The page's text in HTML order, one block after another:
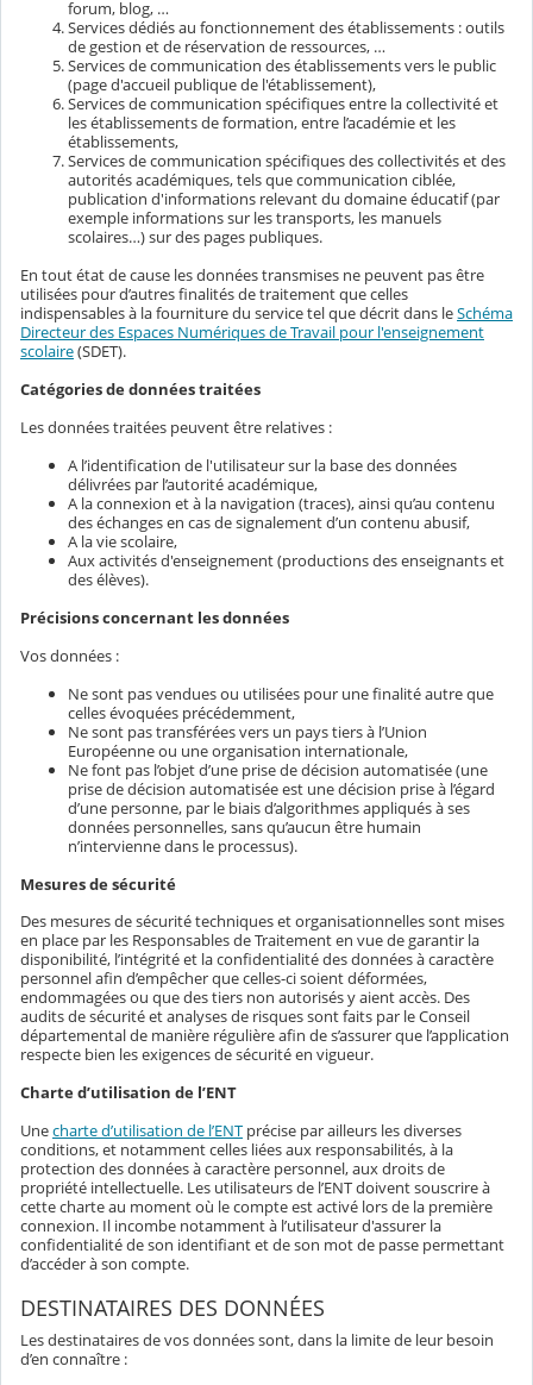
forum, blog, …
Services dédiés au fonctionnement des établissements : outils
de gestion et de réservation de ressources, …
Services de communication des établissements vers le public
(page d'accueil publique de l'établissement),
Services de communication spécifiques entre la collectivité et
les établissements de formation, entre l’académie et les
établissements,
Services de communication spécifiques des collectivités et des
autorités académiques, tels que communication ciblée,
publication d'informations relevant du domaine éducatif (par
exemple informations sur les transports, les manuels
scolaires…) sur des pages publiques.
En tout état de cause les données transmises ne peuvent pas être
utilisées pour d’autres finalités de traitement que celles
indispensables à la fourniture du service tel que décrit dans leSchéma
Directeur des Espaces Numériques de Travail pour l'enseignement
scolaire(SDET).
Catégories de données traitées
Les données traitées peuvent être relatives :
A l’identification de l'utilisateur sur la base des données
délivrées par l’autorité académique,
A la connexion et à la navigation (traces), ainsi qu’au contenu
des échanges en cas de signalement d’un contenu abusif,
A la vie scolaire,
Aux activités d'enseignement (productions des enseignants et
des élèves).
Précisions concernant les données
Vos données :
Ne sont pas vendues ou utilisées pour une finalité autre que
celles évoquées précédemment,
Ne sont pas transférées vers un pays tiers à l’Union
Européenne ou une organisation internationale,
Ne font pas l’objet d’une prise de décision automatisée (une
prise de décision automatisée est une décision prise à l’égard
d’une personne, par le biais d’algorithmes appliqués à ses
données personnelles, sans qu’aucun être humain
n’intervienne dans le processus).
Mesures de sécurité
Des mesures de sécurité techniques et organisationnelles sont mises
en place par les Responsables de Traitement en vue de garantir la
disponibilité, l’intégrité et la confidentialité des données à caractère
personnel afin d’empêcher que celles-ci soient déformées,
endommagées ou que des tiers non autorisés y aient accès. Des
audits de sécurité et analyses de risques sont faits par le Conseil
départemental de manière régulière afin de s’assurer que l’application
respecte bien les exigences de sécurité en vigueur.
Charte d’utilisation de l’ENT
Unecharte d’utilisation de l’ENT précise par ailleurs les diverses
conditions, et notamment celles liées aux responsabilités, à la
protection des données à caractère personnel, aux droits de
propriété intellectuelle. Les utilisateurs de l’ENT doivent souscrire à
cette charte au moment où le compte est activé lors de la première
connexion. Il incombe notamment à l’utilisateur d'assurer la
confidentialité de son identifiant et de son mot de passe permettant
d’accéder à son compte.
DESTINATAIRES DES DONNÉES
Les destinataires de vos données sont, dans la limite de leur besoin
d’en connaître :